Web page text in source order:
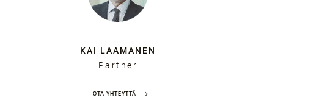
KAI LAAMANEN
Partner
OTA YHTEYTTÄ